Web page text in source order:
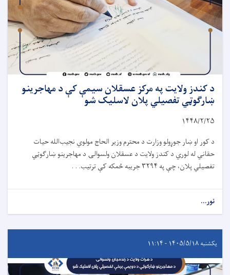
د کندز ولایت په مرکز عسقلان سیمې کې د مهاجرینو
ښارګوټي تفصیلي پلان لاسلیک شو
۱۴۴۸/۲/۲۵
د کور او ښار جوړولو وزارت د محترم وزیر الحاج مولوي نجیب‌الله حیات
حقاني له لوري د کندز ولایت د عسقلان ولسوالۍ د مهاجرینو ښارګوټي
تفصیلي پلان، چې په ۳۲۹۴جریبه ځمکه کې ترتیب. . .
نور...
یکشنبه ۱۴۰۵/۵/۱۸ - ۱۱:۱۴